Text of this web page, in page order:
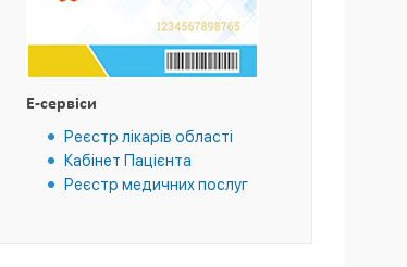
E-сервіси
Реєстр лікарів області
Кабінет Пацієнта
Реєстр медичних послуг